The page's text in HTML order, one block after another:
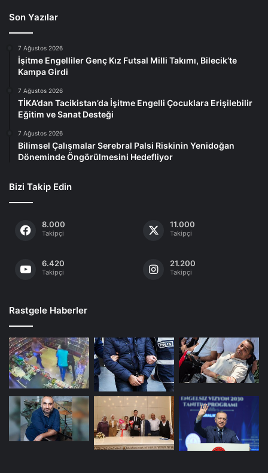
Son Yazılar
7 Ağustos 2026
İşitme Engelliler Genç Kız Futsal Milli Takımı, Bilecik’te
Kampa Girdi
7 Ağustos 2026
TİKA’dan Tacikistan’da İşitme Engelli Çocuklara Erişilebilir
Eğitim ve Sanat Desteği
7 Ağustos 2026
Bilimsel Çalışmalar Serebral Palsi Riskinin Yenidoğan
Döneminde Öngörülmesini Hedefliyor
Bizi Takip Edin
8.000
Takipçi
11.000
Takipçi
6.420
Takipçi
21.200
Takipçi
Rastgele Haberler